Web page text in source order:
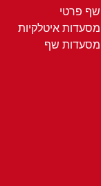
שף פרטי
מסעדות איטלקיות
מסעדות שף